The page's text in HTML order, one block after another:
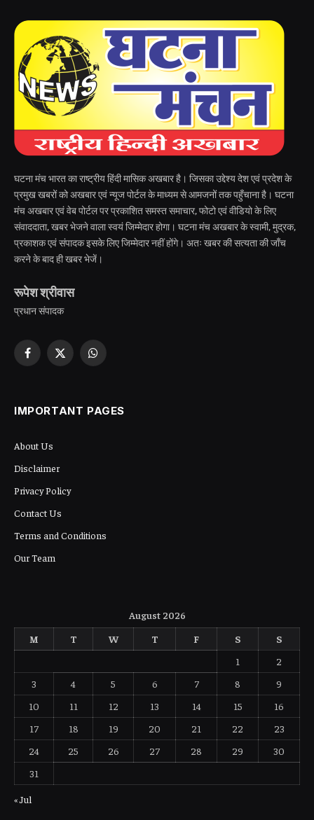
घटना मंच भारत का राष्ट्रीय हिंदी मासिक अखबार है। जिसका उद्देश्य देश एवं प्रदेश के
प्रमुख खबरों को अखबार एवं न्यूज पोर्टल के माध्यम से आमजनों तक पहुँचाना है। घटना
मंच अखबार एवं वेब पोर्टल पर प्रकाशित समस्त समाचार, फोटो एवं वीडियो के लिए
संवाददाता, खबर भेजने वाला स्वयं जिम्मेदार होगा। घटना मंच अखबार के स्वामी, मुद्रक,
प्रकाशक एवं संपादक इसके लिए जिम्मेदार नहीं होंगे। अतः खबर की सत्यता की जाँच
करने के बाद ही खबर भेजें।
रूपेश श्रीवास
प्रधान संपादक
Facebook
X
WhatsApp
IMPORTANT PAGES
About Us
Disclaimer
Privacy Policy
Contact Us
Terms and Conditions
Our Team
August 2026
M
T W T F S
S
1
2
3
4 5 6 7 8
9
10
11 12 13 14 15
16
17
18 19 20 21 22
23
24
25 26 27 28 29
30
31
« Jul